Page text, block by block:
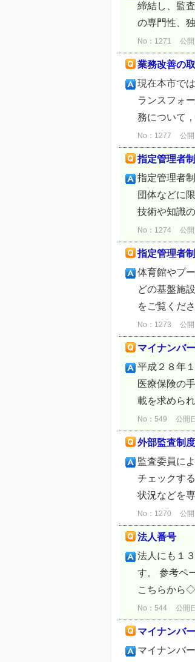
締結し、監
の専門性、
No：1271 公
業務改善の
現在本市で
ランスフォ
務について
No：1277 公
指定管理者
指定管理者
団体などに
技術や知識
No：1274 公
指定管理者
体育館やプ
どの基盤施
をご覧くだ
No：1273 公
マイナンバ
平成２８年
医療保険の
載を求めら
No：549 公開
外部監査制
監査委員に
チェックす
状況などを
No：1270 公
法人番号
法人にも１
す。 参考ペ
こちらから
No：544 公開
マイナンバ
マイナンバ